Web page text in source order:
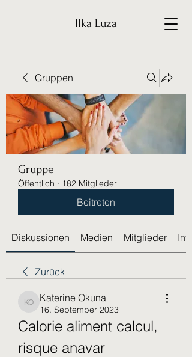
Ilka Luza
Gruppen
Gruppe
Öffentlich · 182 Mitglieder
Beitreten
Diskussionen Medien Mitglieder Info
Zurück
Katerine Okuna
Katerine Okuna
16. September 2023
Calorie aliment calcul,
risque anavar